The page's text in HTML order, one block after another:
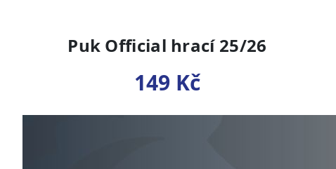
Puk Official hrací 25/26
149 Kč